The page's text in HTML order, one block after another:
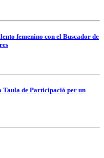
femenino con el Buscador de
Taula de Participació per un